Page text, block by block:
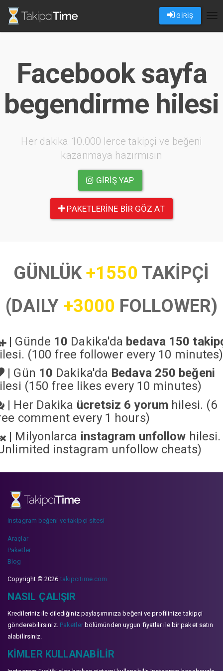
GİRİŞ
Facebook sayfa
begendirme hilesi
Her dakika 10.000 lerce takipçi ve beğeni
kazanmaya hazırmısın
GIRIŞ YAP
PAKETLERINE BIR GÖZ AT
GÜNLÜK+1550 TAKİPÇİ
(DAILY +3000 FOLLOWER)
| Günde 10 Dakika'da bedava 150
(100 free follower every 10 minutes)
| Gün 10 Dakika'da Bedava 250 beğeni
(150 free likes every 10 minutes)
| Her Dakika ücretsiz 6 yorum hilesi. (6
comment every 1 hours)
| Milyonlarca instagram unfollow hilesi.
instagram unfollow cheats)
instagram beğeni ve takipçi sitesi
Araçlar
Paketler
Blog
Copyright © 2026takipcitime.com
NASIL ÇALIŞIR
Kredileriniz ile dilediğiniz paylaşımınıza beğeni ve profilinize takipçi
gönderebilirsiniz. Paketlerbölümünden uygun fiyatlar ile bir paket satın
alabilirsiniz.
KIMLER KULLANABILIR